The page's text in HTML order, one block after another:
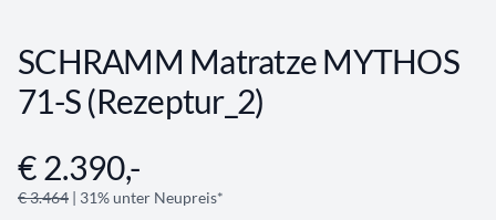
SCHRAMM Matratze MYTHOS
71-S (Rezeptur_2)
Angebotsinformationen
€ 2.390,-
€ 3.464 | 31% unter Neupreis*